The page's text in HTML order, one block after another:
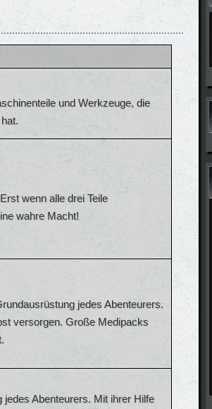
und Werkzeuge, die
wenn alle drei Teile
wahre Macht!
jedes Abenteurers.
versorgen. Große Medipacks
Abenteurers. Mit ihrer Hilfe